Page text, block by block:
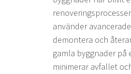
använder
demontera och
gamla byggnader
minimerar avfallet